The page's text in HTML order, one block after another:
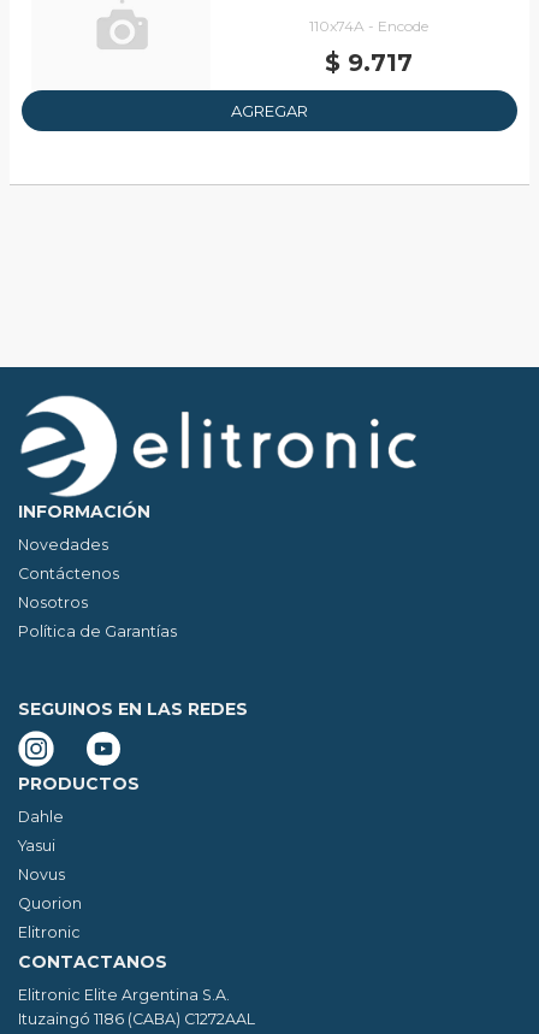
110x74A - Encode
$ 9.717
AGREGAR
INFORMACIÓN
Novedades
Contáctenos
Nosotros
Política de Garantías
SEGUINOS EN LAS REDES
PRODUCTOS
Dahle
Yasui
Novus
Quorion
Elitronic
CONTACTANOS
Elitronic Elite Argentina S.A.
Ituzaingó 1186 (CABA) C1272AAL